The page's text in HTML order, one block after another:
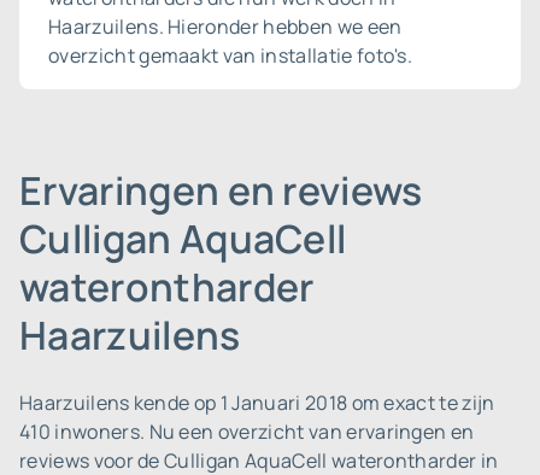
Haarzuilens. Hieronder hebben we een
overzicht gemaakt van installatie foto's.
Ervaringen en reviews
Culligan AquaCell
waterontharder
Haarzuilens
Haarzuilens kende op 1 Januari 2018 om exact te zijn
410 inwoners. Nu een overzicht van ervaringen en
reviews voor de Culligan AquaCell waterontharder in